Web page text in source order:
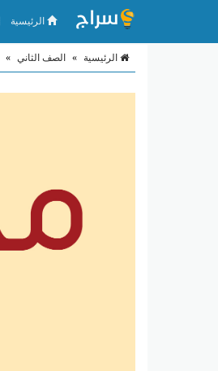
الرئيسية
الرئيسية » الصف الثاني »